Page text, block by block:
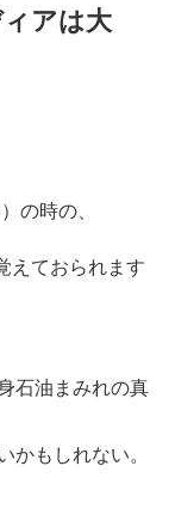
アは大
の時の、
えておられます
石油まみれの真
かもしれない。